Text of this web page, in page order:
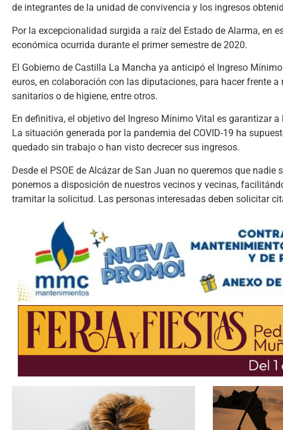
de integrantes de la unidad de convivencia y los ingresos
Por la excepcionalidad surgida a raíz del Estado de Alarma, en
económica ocurrida durante el primer semestre de 2020.
El Gobierno de Castilla La Mancha ya anticipó el Ingreso
euros, en colaboración con las diputaciones, para hacer frente
sanitarios o de higiene, entre otros.
En definitiva, el objetivo del Ingreso Mínimo Vital es garantizar
La situación generada por la pandemia del COVID-19 ha
quedado sin trabajo o han visto decrecer sus ingresos.
Desde el PSOE de Alcázar de San Juan no queremos que
ponemos a disposición de nuestros vecinos y vecinas,
tramitar la solicitud. Las personas interesadas deben solicitar